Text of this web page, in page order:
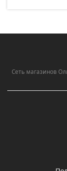
Сеть магазинов